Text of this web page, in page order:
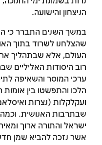
הניצחון והישועה.
במשך השנים התברר כי
שהצלחנו לשרוד בתוך
העולם, אלא שבתהליך
רוב היסודות האליליים
ערכי המוסר והשאיפה
הלכו והתפשטו בין
ועקלקלות (נצרות
שבתרבות האנושית.
ישראל והתורה ארוך
אשר נזכה להביא שמן
שלך
לסימון המושג
להירשם
הרשמה